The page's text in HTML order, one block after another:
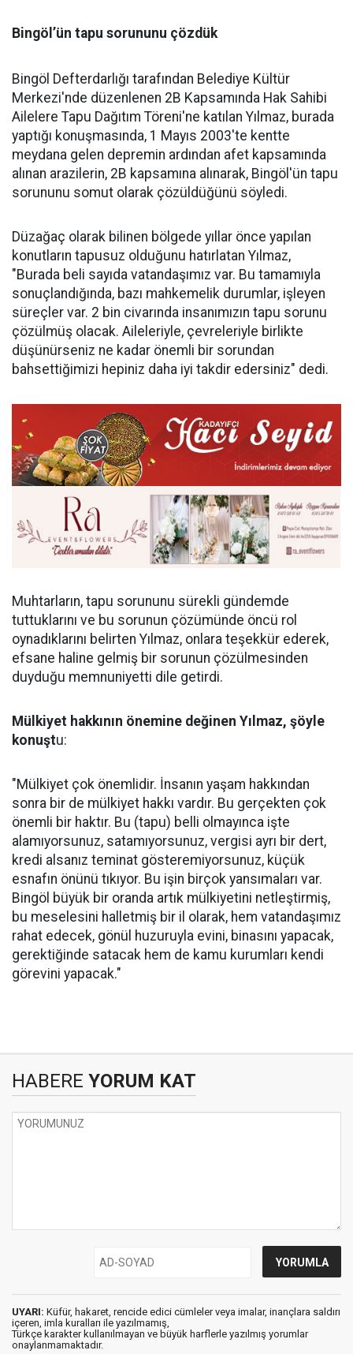
Bingöl’ün tapu sorununu çözdük
Bingöl Defterdarlığı tarafından Belediye Kültür
Merkezi'nde düzenlenen 2B Kapsamında Hak Sahibi
Ailelere Tapu Dağıtım Töreni'ne katılan Yılmaz, burada
yaptığı konuşmasında, 1 Mayıs 2003'te kentte
meydana gelen depremin ardından afet kapsamında
alınan arazilerin, 2B kapsamına alınarak, Bingöl'ün tapu
sorununu somut olarak çözüldüğünü söyledi.
Düzağaç olarak bilinen bölgede yıllar önce yapılan
konutların tapusuz olduğunu hatırlatan Yılmaz,
"Burada beli sayıda vatandaşımız var. Bu tamamıyla
sonuçlandığında, bazı mahkemelik durumlar, işleyen
süreçler var. 2 bin civarında insanımızın tapu sorunu
çözülmüş olacak. Aileleriyle, çevreleriyle birlikte
düşünürseniz ne kadar önemli bir sorundan
bahsettiğimizi hepiniz daha iyi takdir edersiniz" dedi.
Muhtarların, tapu sorununu sürekli gündemde
tuttuklarını ve bu sorunun çözümünde öncü rol
oynadıklarını belirten Yılmaz, onlara teşekkür ederek,
efsane haline gelmiş bir sorunun çözülmesinden
duyduğu memnuniyetti dile getirdi.
Mülkiyet hakkının önemine değinen Yılmaz, şöyle
konuştu:
"Mülkiyet çok önemlidir. İnsanın yaşam hakkından
sonra bir de mülkiyet hakkı vardır. Bu gerçekten çok
önemli bir haktır. Bu (tapu) belli olmayınca işte
alamıyorsunuz, satamıyorsunuz, vergisi ayrı bir dert,
kredi alsanız teminat gösteremiyorsunuz, küçük
esnafın önünü tıkıyor. Bu işin birçok yansımaları var.
Bingöl büyük bir oranda artık mülkiyetini netleştirmiş,
bu meselesini halletmiş bir il olarak, hem vatandaşımız
rahat edecek, gönül huzuruyla evini, binasını yapacak,
gerektiğinde satacak hem de kamu kurumları kendi
görevini yapacak."
HABERE YORUM KAT
UYARI: Küfür, hakaret, rencide edici cümleler veya imalar, inançlara saldırı
içeren, imla kuralları ile yazılmamış,
Türkçe karakter kullanılmayan ve büyük harflerle yazılmış yorumlar
onaylanmamaktadır.